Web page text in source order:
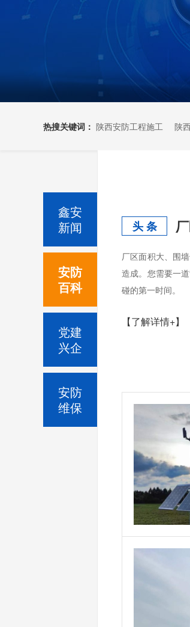
热搜关键词： 陕西安防工程施工 陕
头 条
厂区面积大、围
造成。您需要一
碰的第一时间。
【了解详情+】
鑫安
新闻
安防
百科
党建
兴企
安防
维保